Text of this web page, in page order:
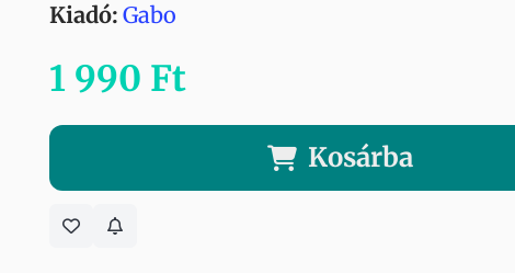
Kiadó: Gabo
1 990 Ft
Kosárba